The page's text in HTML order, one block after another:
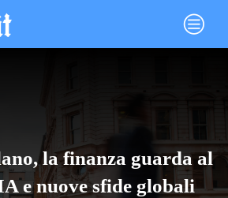
Main
Menu
la finanza guarda al
e nuove sfide globali